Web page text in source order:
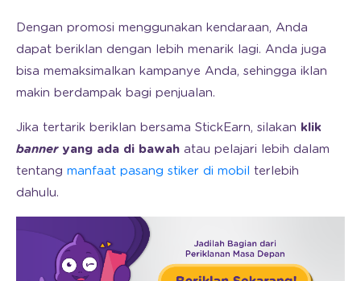
Dengan promosi menggunakan kendaraan, Anda
dapat beriklan dengan lebih menarik lagi. Anda juga
bisa memaksimalkan kampanye Anda, sehingga iklan
makin berdampak bagi penjualan.
Jika tertarik beriklan bersama StickEarn, silakan klik
banneryang ada di bawah atau pelajari lebih dalam
tentang manfaat pasang stiker di mobil terlebih
dahulu.